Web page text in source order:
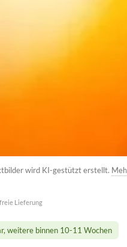
wird KI-gestützt erstellt.
Lieferung
weitere binnen 10-11 Wochen